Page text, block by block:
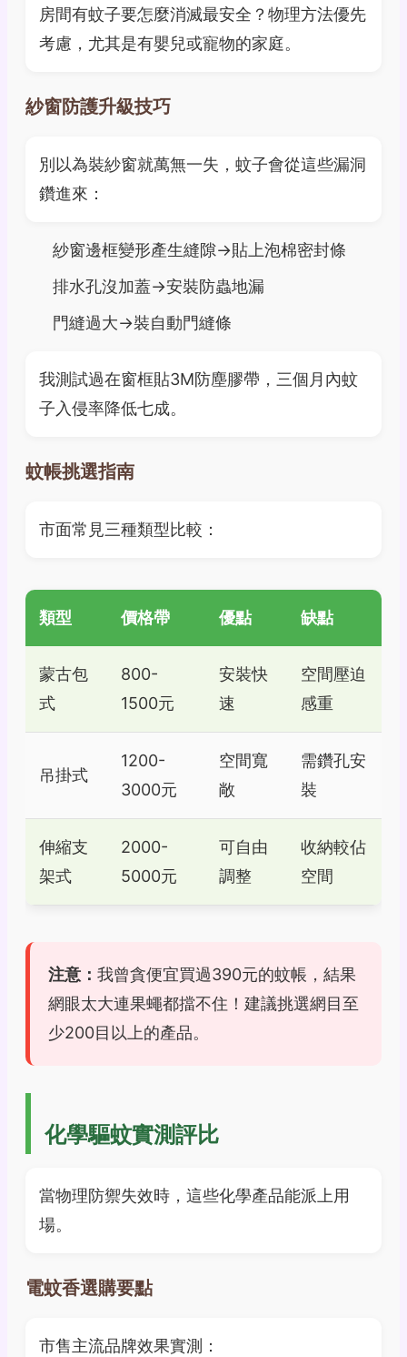
房間有蚊子要怎麼消滅最安全？物理方法優先
考慮，尤其是有嬰兒或寵物的家庭。
紗窗防護升級技巧
別以為裝紗窗就萬無一失，蚊子會從這些漏洞
鑽進來：
紗窗邊框變形產生縫隙→貼上泡棉密封條
排水孔沒加蓋→安裝防蟲地漏
門縫過大→裝自動門縫條
我測試過在窗框貼3M防塵膠帶，三個月內蚊
子入侵率降低七成。
蚊帳挑選指南
市面常見三種類型比較：
類型 價格帶 優點 缺點
蒙古包
式
800-
1500元
安裝快
速
空間壓迫
感重
吊掛式
1200-
3000元
空間寬
敞
需鑽孔安
裝
伸縮支
架式
2000-
5000元
可自由
調整
收納較佔
空間
注意： 我曾貪便宜買過390元的蚊帳，結果
網眼太大連果蠅都擋不住！建議挑選網目至
少200目以上的產品。
化學驅蚊實測評比
當物理防禦失效時，這些化學產品能派上用
場。
電蚊香選購要點
市售主流品牌效果實測：